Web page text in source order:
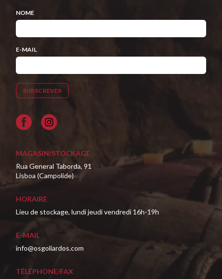
NOME
E-MAIL
Facebook
MAGASIN/STOCKAGE
Rua General Taborda, 91
Lisboa (Campolide)
HORAIRE
Lieu de stockage, lundi jeudi vendredi 16h-19h
E-MAIL
info@osgoliardos.com
TÉLÉPHONE/FAX